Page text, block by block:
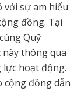
với sự am hiểu
đồng. Tại
Quỹ
này thông qua
lực hoạt động.
cộng đồng dẫn